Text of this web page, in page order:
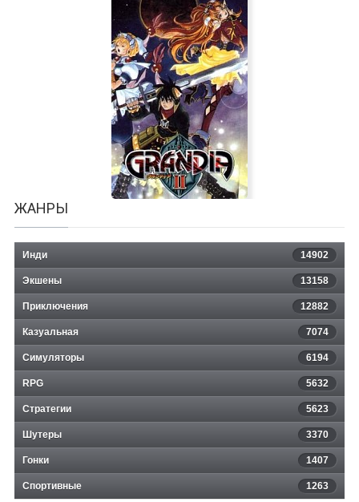
DragonFangZ - The Rose and
Dungeon of Time
Grandia 2 Anniversary Edition
ЖАНРЫ
Инди 14902
Экшены 13158
Приключения 12882
Казуальная 7074
Симуляторы 6194
RPG 5632
Стратегии 5623
Шутеры 3370
Гонки 1407
Спортивные 1263